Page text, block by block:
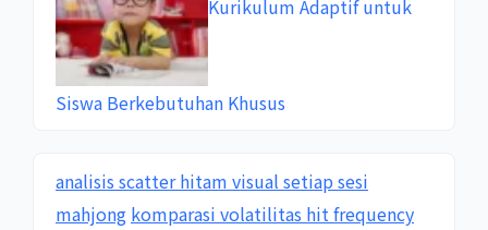
Kurikulum Adaptif untuk
Siswa Berkebutuhan Khusus
analisis scatter hitam visual setiap sesi
mahjong komparasi volatilitas hit frequency